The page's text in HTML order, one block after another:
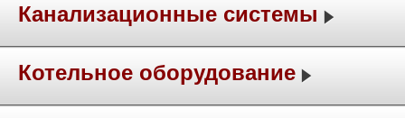
Канализационные системы
Котельное оборудование